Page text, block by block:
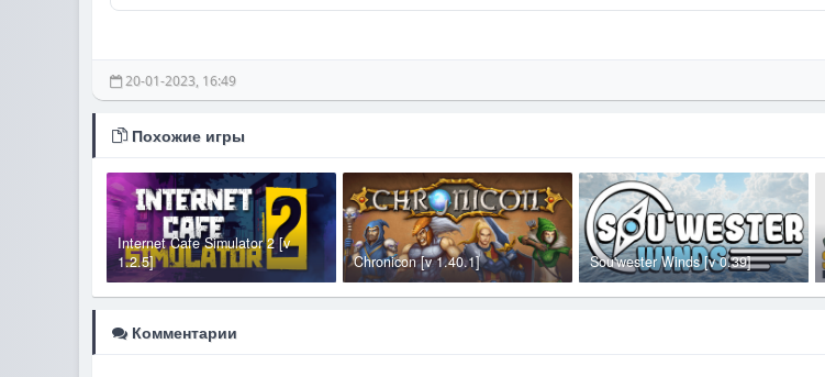
20-01-2023, 16:49
Похожие игры
Internet Cafe Simulator 2 [v
1.2.5]
Chronicon [v 1.40.1] Sou'wester Winds [v 0.39]
Комментарии